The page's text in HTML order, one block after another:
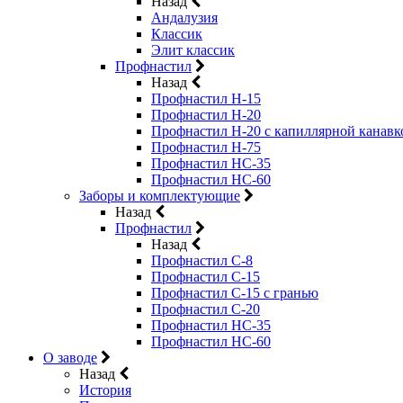
Андалузия
Классик
Элит классик
Профнастил
Назад
Профнастил Н-15
Профнастил Н-20
Профнастил Н-20 с капиллярной
Профнастил Н-75
Профнастил НС-35
Профнастил НС-60
Заборы и комплектующие
Назад
Профнастил
Назад
Профнастил С-8
Профнастил С-15
Профнастил C-15 с гранью
Профнастил C-20
Профнастил НС-35
Профнастил НС-60
О заводе
Назад
История